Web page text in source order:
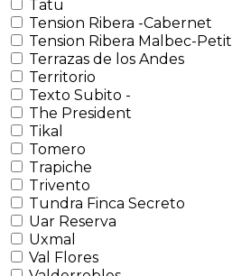
Tatu
Tension Ribera -Cabernet
Tension Ribera Malbec-Petit
Terrazas de los Andes
Territorio
Texto Subito -
The President
Tikal
Tomero
Trapiche
Trivento
Tundra Finca Secreto
Uar Reserva
Uxmal
Val Flores